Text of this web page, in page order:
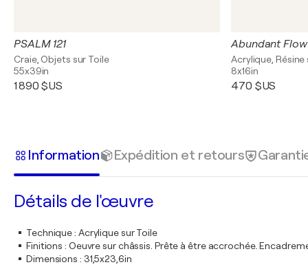
PSALM 121
Craie, Objets sur Toile
55x39in
1 890 $US
Abundant Flow
Acrylique, Résine
8x16in
470 $US
Information Expédition et retours
Détails de l'œuvre
Technique: Acrylique sur Toile
Finitions : Oeuvre sur châssis. Prête à être accrochée.
Dimensions : 31,5x23,6in